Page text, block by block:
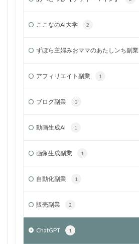
ここなのAI大学 2
ずぼら主婦みおママのあたしンち副業
アフィリエイト副業 1
ブログ副業 3
動画生成AI 1
画像生成副業 1
自動化副業 1
販売副業 2
ChatGPT 1